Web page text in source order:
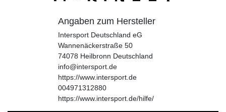
Angaben zum Hersteller
Intersport Deutschland eG
Wannenäckerstraße 50
74078 Heilbronn Deutschland
info@intersport.de
https://www.intersport.de
004971312880
https://www.intersport.de/hilfe/